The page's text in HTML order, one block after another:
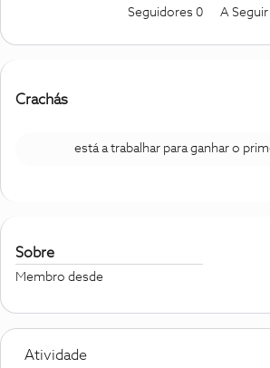
Seguidores 0 A Seguir
Crachás
está a trabalhar para ganhar o
Sobre
Membro desde
Atividade